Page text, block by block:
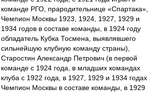
команде РГО, прародительнице «Спартака»,
Чемпион Москвы 1923, 1924, 1927, 1929 и
1934 годов в составе команды, в 1924 году
обладатель Кубка Тосмена, выявлявшего
сильнейшую клубную команду страны),
Старостин Александр Петрович (в первой
команде с 1924 года, в младших командах
клуба с 1922 года, в 1927, 1929 и 1934 годах
Чемпион Москвы в составе команды, в 1929